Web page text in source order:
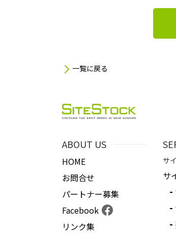
一覧に戻る
ABOUT US
HOME
お問合せ
パートナー募集
Facebook
リンク集
サ
サ